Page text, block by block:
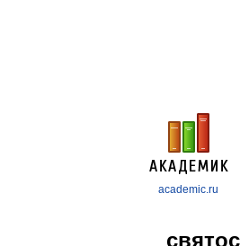
academic.ru